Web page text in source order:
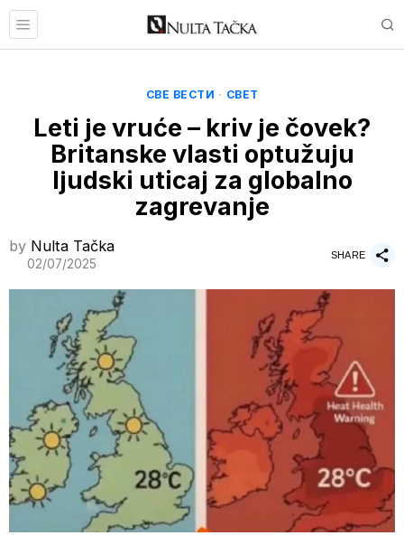
СВЕ ВЕСТИ · СВЕТ
Leti je vruće – kriv je čovek?
Britanske vlasti optužuju
ljudski uticaj za globalno
zagrevanje
by Nulta Tačka
02/07/2025
SHARE